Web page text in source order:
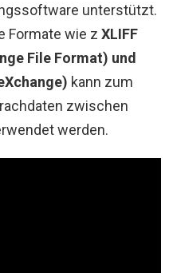
unterstützt.
Formate wie z XLIFF
File Format) und
kann zum
zwischen
werden.